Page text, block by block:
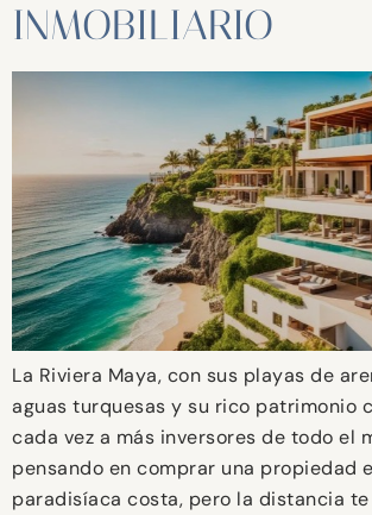
INMOBILIARIO
La Riviera Maya, con sus playas de
aguas turquesas y su rico patrimonio
cada vez a más inversores de todo el
pensando en comprar una propiedad
paradisíaca costa, pero la distancia